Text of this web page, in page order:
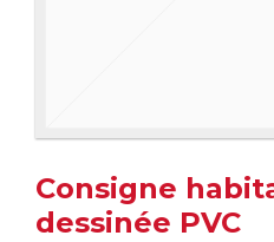
Consigne
dessinée PVC